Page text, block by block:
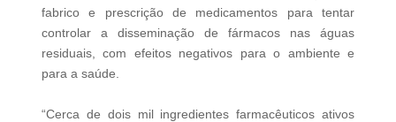
fabrico e prescrição de medicamentos para tentar
controlar a disseminação de fármacos nas águas
residuais, com efeitos negativos para o ambiente e
para a saúde.
“Cerca de dois mil ingredientes farmacêuticos ativos